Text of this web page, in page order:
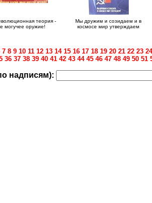
теория -
могучее оружие!
Мы дружим и созидаем и в
космосе мир утверждаем
7 8 9 10 11 12 13 14 15 16 17 18 19 20 21 22 23 24
36 37 38 39 40 41 42 43 44 45 46 47 48 49 50 51
надписям):